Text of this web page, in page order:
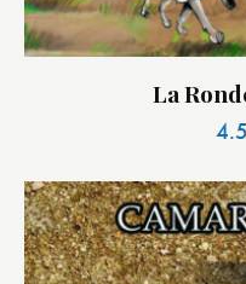
La